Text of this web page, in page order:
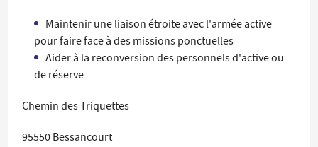
Maintenir une liaison étroite avec l'armée active
pour faire face à des missions ponctuelles
Aider à la reconversion des personnels d'active ou
de réserve
Chemin des Triquettes
95550 Bessancourt